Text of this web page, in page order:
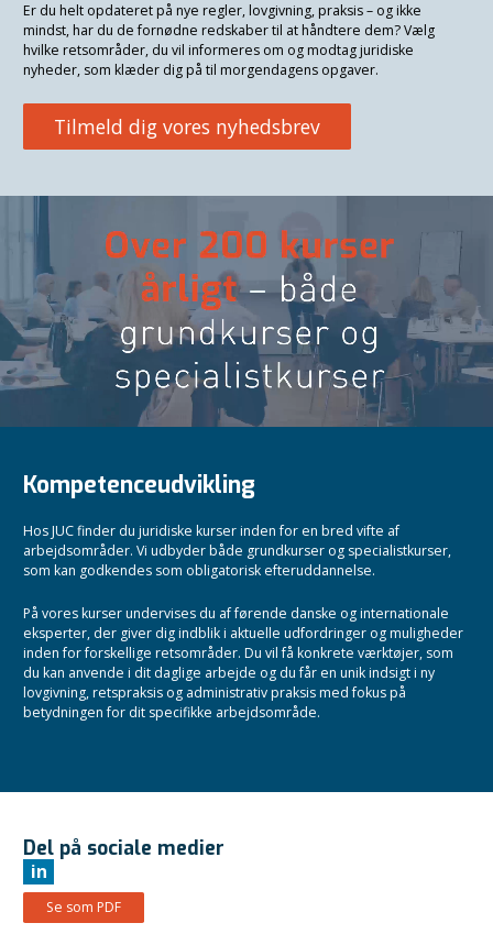
Er du helt opdateret på nye regler, lovgivning, praksis – og ikke
mindst, har du de fornødne redskaber til at håndtere dem? Vælg
hvilke retsområder, du vil informeres om og modtag juridiske
nyheder, som klæder dig på til morgendagens opgaver.
Tilmeld dig vores nyhedsbrev
Kompetenceudvikling
Hos JUC finder du juridiske kurser inden for en bred vifte af
arbejdsområder. Vi udbyder både grundkurser og specialistkurser,
som kan godkendes som obligatorisk efteruddannelse.
På vores kurser undervises du af førende danske og internationale
eksperter, der giver dig indblik i aktuelle udfordringer og muligheder
inden for forskellige retsområder. Du vil få konkrete værktøjer, som
du kan anvende i dit daglige arbejde og du får en unik indsigt i ny
lovgivning, retspraksis og administrativ praksis med fokus på
betydningen for dit specifikke arbejdsområde.
Del på sociale medier
in
Se som PDF